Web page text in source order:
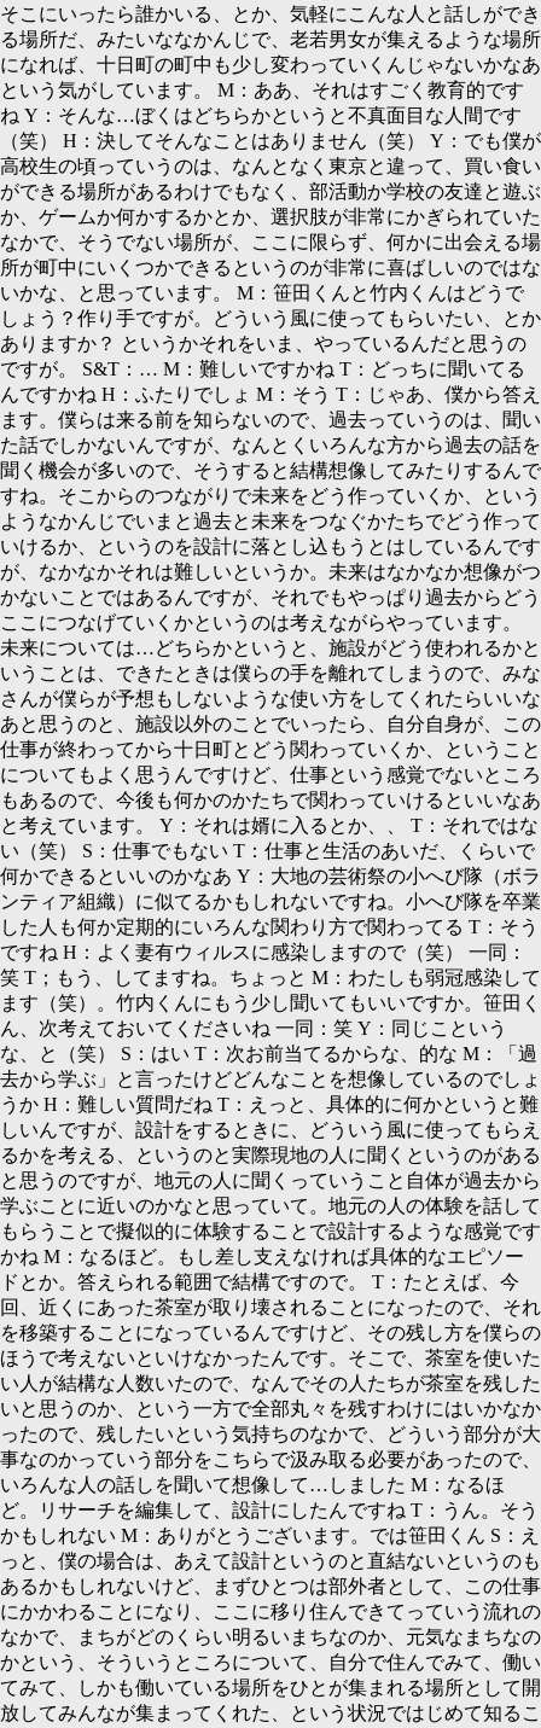
そこにいったら誰かいる、とか、気軽にこんな人と話しができ
る場所だ、みたいななかんじで、老若男女が集えるような場所
になれば、十日町の町中も少し変わっていくんじゃないかなあ
という気がしています。 M： ああ、それはすごく教育的です
ね Y： そんな…ぼくはどちらかというと不真面目な人間です
（笑） H： 決してそんなことはありません（笑） Y： でも僕が
高校生の頃っていうのは、なんとなく東京と違って、買い食い
ができる場所があるわけでもなく、部活動か学校の友達と遊ぶ
か、ゲームか何かするかとか、選択肢が非常にかぎられていた
なかで、そうでない場所が、ここに限らず、何かに出会える場
所が町中にいくつかできるというのが非常に喜ばしいのではな
いかな、と思っています。 M： 笹田くんと竹内くんはどうで
しょう？作り手ですが。どういう風に使ってもらいたい、とか
ありますか？ というかそれをいま、やっているんだと思うの
ですが。 S&T：… M： 難しいですかね T： どっちに聞いてる
んですかね H： ふたりでしょ M： そう T： じゃあ、僕から答え
ます。僕らは来る前を知らないので、過去っていうのは、聞い
た話でしかないんですが、なんとくいろんな方から過去の話を
聞く機会が多いので、そうすると結構想像してみたりするんで
すね。そこからのつながりで未来をどう作っていくか、という
ようなかんじでいまと過去と未来をつなぐかたちでどう作って
いけるか、というのを設計に落とし込もうとはしているんです
が、なかなかそれは難しいというか。未来はなかなか想像がつ
かないことではあるんですが、それでもやっぱり過去からどう
ここにつなげていくかというのは考えながらやっています。
未来については…どちらかというと、施設がどう使われるかと
いうことは、できたときは僕らの手を離れてしまうので、みな
さんが僕らが予想もしないような使い方をしてくれたらいいな
あと思うのと、施設以外のことでいったら、自分自身が、この
仕事が終わってから十日町とどう関わっていくか、ということ
についてもよく思うんですけど、仕事という感覚でないところ
もあるので、今後も何かのかたちで関わっていけるといいなあ
と考えています。 Y： それは婿に入るとか、、 T： それではな
い（笑） S： 仕事でもない T： 仕事と生活のあいだ、くらいで
何かできるといいのかなあ Y： 大地の芸術祭の小へび隊（ボラ
ンティア組織）に似てるかもしれないですね。小へび隊を卒業
した人も何か定期的にいろんな関わり方で関わってる T： そう
ですね H： よく妻有ウィルスに感染しますので（笑） 一同：
笑 T； もう、してますね。ちょっと M： わたしも弱冠感染して
ます（笑）。竹内くんにもう少し聞いてもいいですか。笹田く
ん、次考えておいてくださいね 一同：笑 Y： 同じこという
な、と（笑） S： はい T： 次お前当てるからな、的な M：「 過
去から学ぶ」と言ったけどどんなことを想像しているのでしょ
うか H： 難しい質問だね T： えっと、具体的に何かというと難
しいんですが、設計をするときに、どういう風に使ってもらえ
るかを考える、というのと実際現地の人に聞くというのがある
と思うのですが、地元の人に聞くっていうこと自体が過去から
学ぶことに近いのかなと思っていて。地元の人の体験を話して
もらうことで擬似的に体験することで設計するような感覚です
かね M： なるほど。もし差し支えなければ具体的なエピソー
ドとか。答えられる範囲で結構ですので。 T： たとえば、今
回、近くにあった茶室が取り壊されることになったので、それ
を移築することになっているんですけど、その残し方を僕らの
ほうで考えないといけなかったんです。そこで、茶室を使いた
い人が結構な人数いたので、なんでその人たちが茶室を残した
いと思うのか、という一方で全部丸々を残すわけにはいかなか
ったので、残したいという気持ちのなかで、どういう部分が大
事なのかっていう部分をこちらで汲み取る必要があったので、
いろんな人の話しを聞いて想像して…しました M： なるほ
ど。リサーチを編集して、設計にしたんですね T： うん。そう
かもしれない M： ありがとうございます。では笹田くん S： え
っと、僕の場合は、あえて設計というのと直結ないというのも
あるかもしれないけど、まずひとつは部外者として、この仕事
にかかわることになり、ここに移り住んできてっていう流れの
なかで、まちがどのくらい明るいまちなのか、元気なまちなの
かという、そういうところについて、自分で住んでみて、働い
てみて、しかも働いている場所をひとが集まれる場所として開
放してみんなが集まってくれた、という状況ではじめて知るこ